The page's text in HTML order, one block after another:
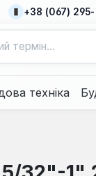
+38 (067)
техніка